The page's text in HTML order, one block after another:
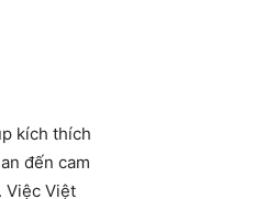
kích thích
đến cam
Việc Việt